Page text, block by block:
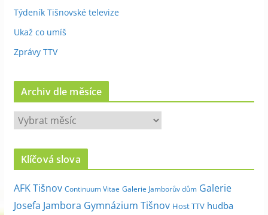
Týdeník Tišnovské televize
Ukaž co umíš
Zprávy TTV
Archiv dle měsíce
A
c
v
d
Klíčová slova
AFK Tišnov Continuum Vitae Galerie Jamborův dům Galerie
Josefa Jambora Gymnázium Tišnov Host TTV hudba